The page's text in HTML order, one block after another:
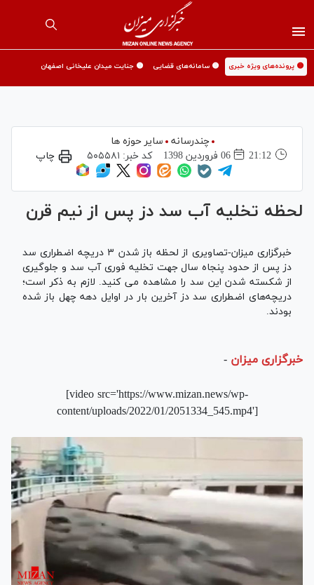
🟡 پرونده‌های ویژه خبری 🟡 سامانه‌های قضایی 🟡 جنایت میدان علیخانی اصفهان
چندرسانه
سایر حوزه ها
21:12
06 فروردين 1398 کد خبر: ۵۰۵۵۸۱ چاپ
لحظه تخلیه آب سد دز پس از نیم قرن
خبرگزاری میزان-تصاویری از لحظه باز شدن ۳ دریچه اضطراری سد
دز پس از حدود پنجاه سال جهت تخلیه فوری آب سد و جلوگیری
از شکسته شدن این سد را مشاهده می کنید. لازم به ذکر است؛
دریچه‌های اضطراری سد دز آخرین بار در اوایل دهه چهل باز شده
بودند.
خبرگزاری میزان -
[video src='https://www.mizan.news/wp-
content/uploads/2022/01/2051334_545.mp4']